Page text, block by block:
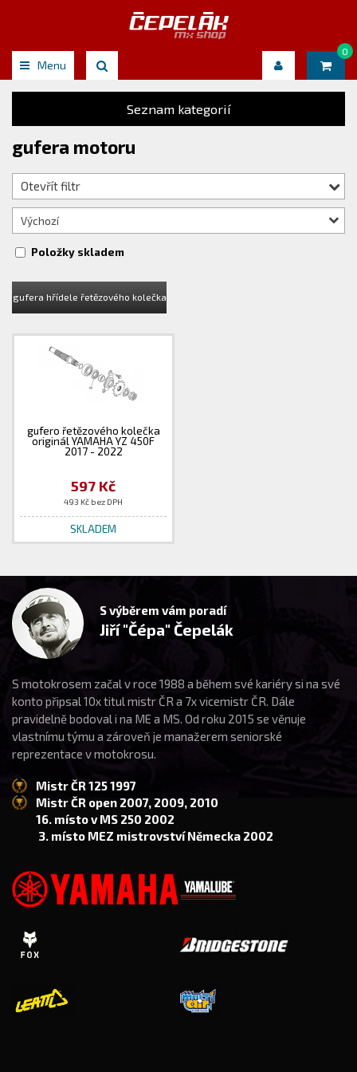
Menu
0
Seznam kategorií
gufera motoru
Otevřít filtr
Výchozí
Položky skladem
gufera hřídele řetězového kolečka
gufero řetězového kolečka
originál YAMAHA YZ 450F
2017 - 2022
597 Kč
493 Kč bez DPH
SKLADEM
S výběrem vám poradí
Jiří "Čépa" Čepelák
S motokrosem začal v roce 1988 a během své kariéry si na své
konto připsal 10x titul mistr ČR a 7x vicemistr ČR. Dále
pravidelně bodoval i na ME a MS. Od roku 2015 se věnuje
vlastnímu týmu a zároveň je manažerem seniorské
reprezentace v motokrosu.
Mistr ČR 125 1997
Mistr ČR open 2007, 2009, 2010
16. místo v MS 250 2002
3. místo MEZ mistrovství Německa 2002